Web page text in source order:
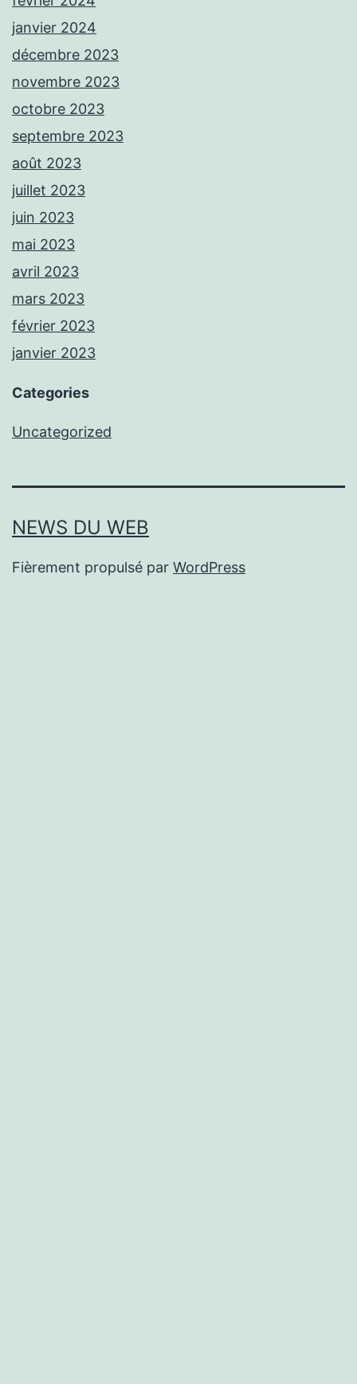
janvier 2024
décembre 2023
novembre 2023
octobre 2023
septembre 2023
août 2023
juillet 2023
juin 2023
mai 2023
avril 2023
mars 2023
février 2023
janvier 2023
Categories
Uncategorized
NEWS DU WEB
Fièrement propulsé par WordPress